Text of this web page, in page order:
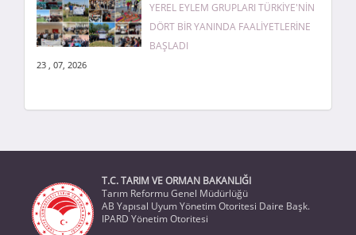
YEREL EYLEM GRUPLARI TÜRKİYE'NİN
DÖRT BİR YANINDA FAALİYETLERİNE
BAŞLADI
23 , 07, 2026
T.C. TARIM VE ORMAN BAKANLIĞI
Tarım Reformu Genel Müdürlüğü
AB Yapısal Uyum Yönetim Otoritesi Daire Başk.
IPARD Yönetim Otoritesi